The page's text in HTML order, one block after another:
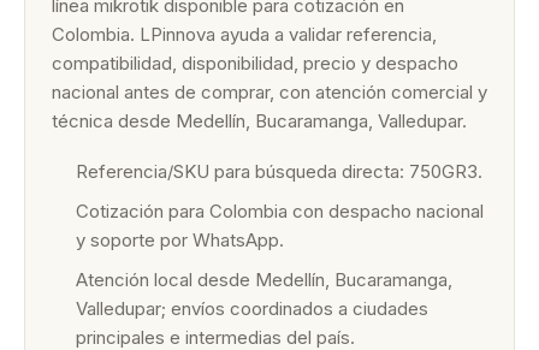
línea mikrotik disponible para cotización en
Colombia. LPinnova ayuda a validar referencia,
compatibilidad, disponibilidad, precio y despacho
nacional antes de comprar, con atención comercial y
técnica desde Medellín, Bucaramanga, Valledupar.
Referencia/SKU para búsqueda directa: 750GR3.
Cotización para Colombia con despacho nacional
y soporte por WhatsApp.
Atención local desde Medellín, Bucaramanga,
Valledupar; envíos coordinados a ciudades
principales e intermedias del país.